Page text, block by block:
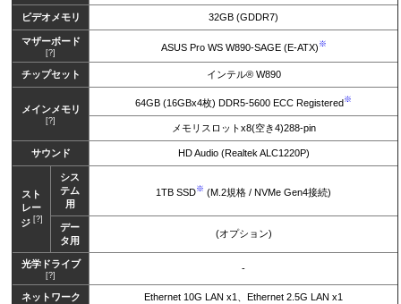
ビデオメモリ 32GB (GDDR7)
マザーボード
[?]
ASUS Pro WS W890-SAGE (E-ATX) ※
チップセット インテル® W890
メインメモリ
[?]
64GB (16GBx4枚) DDR5-5600 ECC Registered※
メモリスロットx8(空き4)288-pin
サウンド HD Audio (Realtek ALC1220P)
スト
レー
ジ [?]
シス
テム
用
1TB SSD※ (M.2規格 / NVMe Gen4接続)
デー
タ用
(オプション)
光学ドライブ
[?]
-
ネットワーク Ethernet 10G LAN x1、Ethernet 2.5G LAN x1